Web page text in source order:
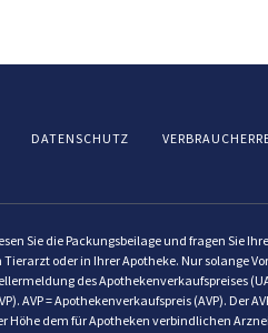
DATENSCHUTZ
Sie die Packungsbeilage und fragen Sie
oder in Ihrer Apotheke. Nur solange
des Apothekenverkaufspreises
AVP = Apothekenverkaufspreis (AVP). Der
Höhe dem für Apotheken verbindlichen